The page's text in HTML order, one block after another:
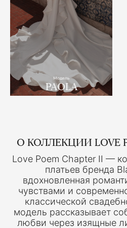
Модель
PAOLA
О КОЛЛЕКЦИИ LOVE
Love Poem Chapter II —
платьев бренда
вдохновленная
чувствами и
классической
модель рассказывает
любви через изящные